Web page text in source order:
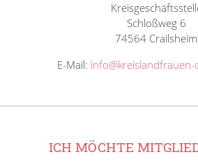
Schloßweg 6
74564 Crailsheim
E-Mail: info@kreislandfrauen-
ICH MÖCHTE